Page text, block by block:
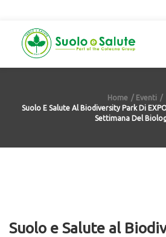
Home
Eventi
Suolo E Salute Al Biodiversity Park Di
Settimana Del
Suolo e Salute al